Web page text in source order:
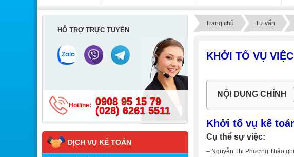
Trang chủ Tư vấn
KHỞI TỐ VỤ
NỘI DUNG CHÍNH
Khởi tố vụ kế
Cụ thể sự việc:
– Nguyễn Thị Phương Thảo
HỖ TRỢ TRỰC TUYẾN
Hotline:
0908 95 15 79
(028) 6261 5511
DỊCH VỤ KẾ TOÁN